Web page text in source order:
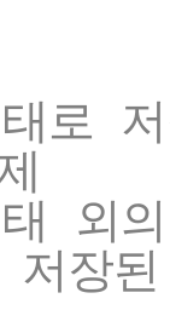
로
외
저장